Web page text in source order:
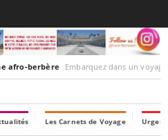
berbère Embarquez dans un voyage culturel dans le temps, à la
Les Carnets de Voyage